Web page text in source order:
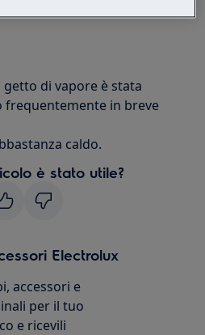
getto di vapore è stata
frequentemente in breve
caldo.
è stato utile?
Electrolux
accessori e
per il tuo
e ricevili